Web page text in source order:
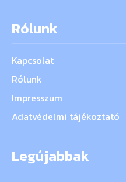
Rólunk
Kapcsolat
Rólunk
Impresszum
Adatvédelmi tájékoztató
Legújabbak